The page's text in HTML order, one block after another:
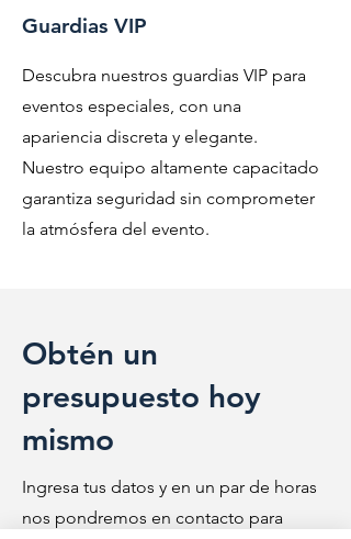
Guardias VIP
Descubra nuestros guardias VIP para
eventos especiales, con una
apariencia discreta y elegante.
Nuestro equipo altamente capacitado
garantiza seguridad sin comprometer
la atmósfera del evento.
Obtén un
presupuesto hoy
mismo
Ingresa tus datos y en un par de horas
nos pondremos en contacto para